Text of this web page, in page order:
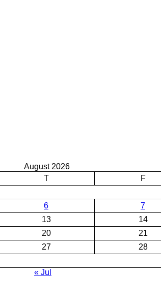
August 2026
T F
6 7
13 14
20 21
27 28
« Jul